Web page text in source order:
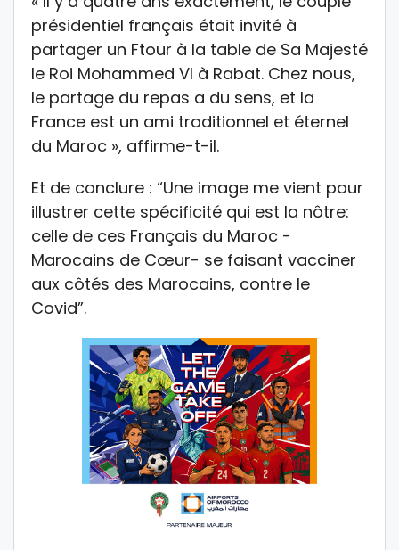
présidentiel français était invité à
partager un Ftour à la table de Sa Majesté
le Roi Mohammed VI à Rabat. Chez nous,
le partage du repas a du sens, et la
France est un ami traditionnel et éternel
du Maroc », affirme-t-il.
Et de conclure : “Une image me vient pour
illustrer cette spécificité qui est la nôtre:
celle de ces Français du Maroc -
Marocains de Cœur- se faisant vacciner
aux côtés des Marocains, contre le
Covid”.